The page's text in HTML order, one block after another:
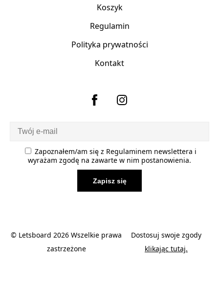
Koszyk
Regulamin
Polityka prywatności
Kontakt
Zapoznałem/am się z Regulaminem newslettera i
wyrażam zgodę na zawarte w nim postanowienia.
© Letsboard 2026 Wszelkie prawa
zastrzeżone
Dostosuj swoje zgody
klikając tutaj.